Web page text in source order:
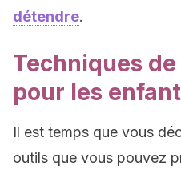
détendre.
Techniques
pour les
Il est temps que vous
outils que vous pouvez